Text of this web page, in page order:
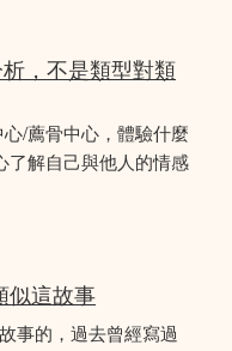
，不是類型對類
/薦骨中心，體驗什麼
了解自己與他人的情感
似這故事
事的，過去曾經寫過